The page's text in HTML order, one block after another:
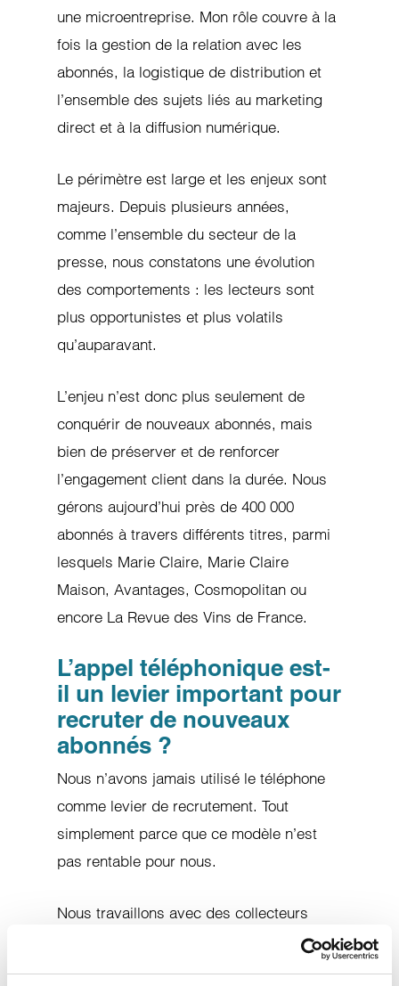
une microentreprise. Mon rôle couvre à la
fois la gestion de la relation avec les
abonnés, la logistique de distribution et
l’ensemble des sujets liés au marketing
direct et à la diffusion numérique.
Le périmètre est large et les enjeux sont
majeurs. Depuis plusieurs années,
comme l’ensemble du secteur de la
presse, nous constatons une évolution
des comportements : les lecteurs sont
plus opportunistes et plus volatils
qu’auparavant.
L’enjeu n’est donc plus seulement de
conquérir de nouveaux abonnés, mais
bien de préserver et de renforcer
l’engagement client dans la durée. Nous
gérons aujourd’hui près de 400 000
abonnés à travers différents titres, parmi
lesquels Marie Claire, Marie Claire
Maison, Avantages, Cosmopolitan ou
encore La Revue des Vins de France.
L’appel téléphonique est-
il un levier important pour
recruter de nouveaux
abonnés ?
Nous n’avons jamais utilisé le téléphone
comme levier de recrutement. Tout
simplement parce que ce modèle n’est
pas rentable pour nous.
Nous travaillons avec des collecteurs
d’abonnements, des offres digitales, mais